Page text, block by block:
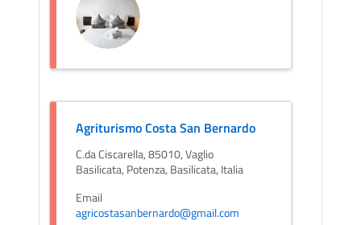
Agriturismo Costa San Bernardo
C.da Ciscarella, 85010, Vaglio
Basilicata, Potenza, Basilicata, Italia
Email
agricostasanbernardo@gmail.com